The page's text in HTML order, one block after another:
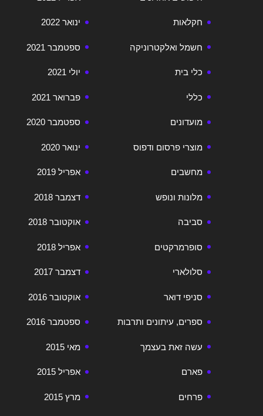
ינואר 2022
ספטמבר 2021
יולי 2021
פברואר 2021
ספטמבר 2020
ינואר 2020
אפריל 2019
דצמבר 2018
אוקטובר 2018
אפריל 2018
דצמבר 2017
אוקטובר 2016
ספטמבר 2016
מאי 2015
אפריל 2015
מרץ 2015
חקלאות
חשמל ואלקטרוניקה
כלי בית
כללי
מועדונים
מוצרי פרסום ודפוס
מחשבים
מלונות ונופש
סביבה
סופרמרקטים
סלולארי
סניפי דואר
ספרים, עיתונים ותרבות
עשה זאת בעצמך
פארם
פרחים